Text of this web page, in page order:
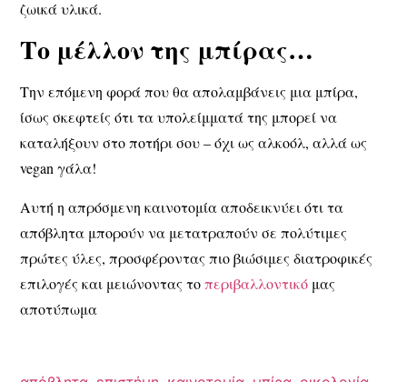
ζωικά υλικά.
Το μέλλον της μπίρας…
Την επόμενη φορά που θα απολαμβάνεις μια μπίρα,
ίσως σκεφτείς ότιτα υπολείμματά της μπορεί να
καταλήξουν στο ποτήρι σου – όχι ως αλκοόλ, αλλά ως
vegan γάλα!
Αυτή ηαπρόσμενη καινοτομίααποδεικνύει ότιτα
απόβλητα μπορούν να μετατραπούν σε πολύτιμες
πρώτες ύλες, προσφέρονταςπιο βιώσιμες διατροφικές
επιλογές και μειώνοντας τοπεριβαλλοντικό μας
αποτύπωμα